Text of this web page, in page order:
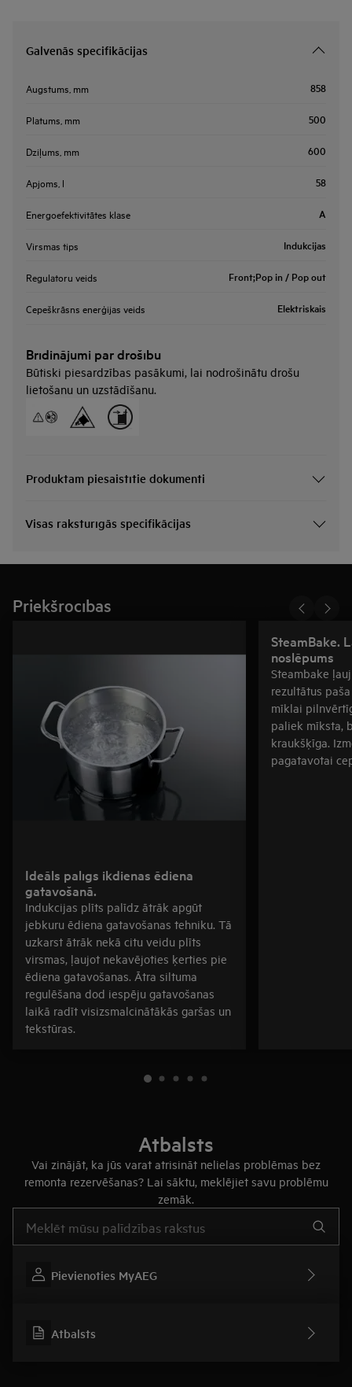
Galvenās specifikācijas
Augstums, mm 858
Platums, mm 500
Dziļums, mm 600
Apjoms, l 58
Energoefektivitātes klase A
Virsmas tips Indukcijas
Regulatoru veids Front;Pop in / Pop out
Cepeškrāsns enerģijas veids Elektriskais
Brīdinājumi par drošību
Būtiski piesardzības pasākumi, lai nodrošinātu drošu
lietošanu un uzstādīšanu.
Produktam piesaistītie dokumenti
Visas raksturīgās specifikācijas
Priekšrocības
Ideāls palīgs ikdienas ēdiena
gatavošanā.
Indukcijas plīts palīdz ātrāk apgūt
jebkuru ēdiena gatavošanas tehniku. Tā
uzkarst ātrāk nekā citu veidu plīts
virsmas, ļaujot nekavējoties ķerties pie
ēdiena gatavošanas. Ātra siltuma
regulēšana dod iespēju gatavošanas
laikā radīt visizsmalcinātākās garšas un
tekstūras.
SteamBake.
noslēpums
Steambake
rezultātus
mīklai
paliek mīksta,
kraukšķīga.
pagatavotai
Atbalsts
Vai zinājāt, ka jūs varat atrisināt nelielas problēmas bez
remonta rezervēšanas? Lai sāktu, meklējiet savu problēmu
zemāk.
Pievienoties MyAEG
Atbalsts